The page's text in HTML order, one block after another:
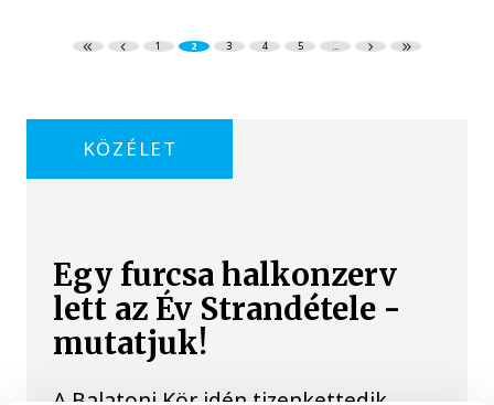
1 2 3 4 5 ...
KÖZÉLET
Egy furcsa halkonzerv
lett az Év Strandétele -
mutatjuk!